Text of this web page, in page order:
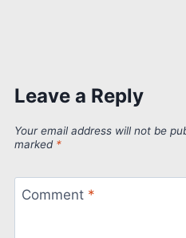
Leave a Reply
Your email address will not be
marked *
Comment *